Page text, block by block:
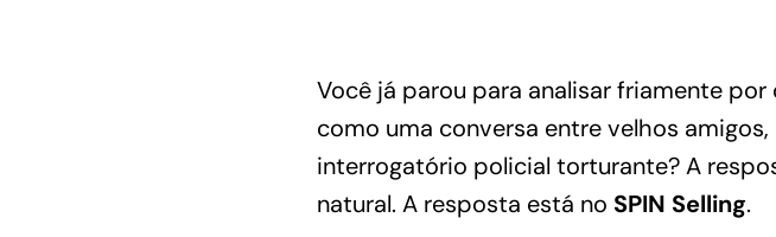
Você já parou para analisar friamente
como uma conversa entre velhos
interrogatório policial torturante? A
natural. A resposta está no SPIN Selling.